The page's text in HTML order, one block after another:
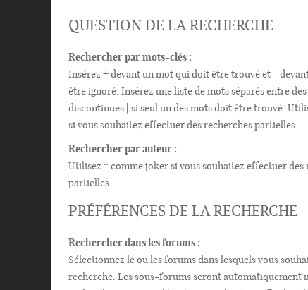
QUESTION DE LA RECHERCHE
Rechercher par mots-clés :
Insérez +devant un mot qui doit être trouvé et-
être ignoré. Insérez une liste de mots séparés entre
discontinues si seul un des mots doit être trouvé.
si vous souhaitez effectuer des recherches partielles.
Rechercher par auteur :
Utilisez * comme joker si vous souhaitez effectuer des
partielles.
PRÉFÉRENCES DE LA RECHERCHE
Rechercher dans les forums :
Sélectionnez le ou les forums dans lesquels vous
recherche. Les sous-forums seront automatiquement